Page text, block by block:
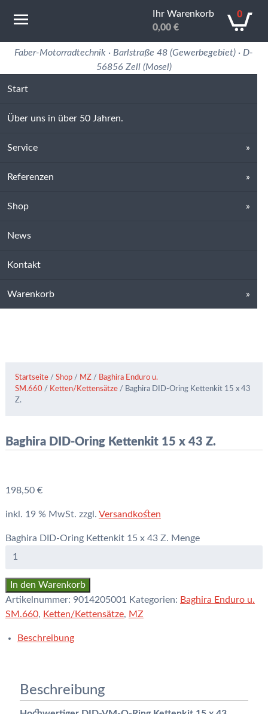
Motorradtechnik Erfahrung in 50 Jahren
Faber-Motorradtechnik · Barlstraße 48 (Gewerbegebiet) · D-
56856 Zell (Mosel)
Start
Über uns in über 50 Jahren.
Service
Referenzen
Shop
News
Kontakt
Warenkorb
Ihr Warenkorb
0,00 €
0
Startseite /Shop / MZ / Baghira Enduro u.
SM.660 / Ketten/Kettensätze / Baghira DID-Oring Kettenkit 15 x 43
Z.
Baghira DID-Oring Kettenkit 15 x 43 Z.
198,50 €
inkl. 19 % MwSt. zzgl. Versandkosten
Baghira DID-Oring Kettenkit 15 x 43 Z. Menge
In den Warenkorb
Artikelnummer: 9014205001 Kategorien: Baghira Enduro u.
SM.660, Ketten/Kettensätze, MZ
Beschreibung
Beschreibung